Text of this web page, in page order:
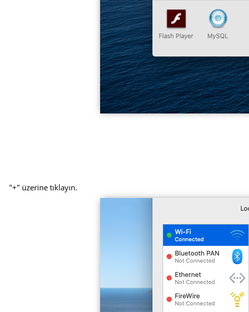
"+" üzerine tıklayın.